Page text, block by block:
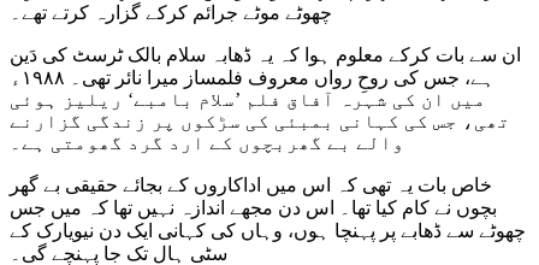
چھوٹے موٹے جرائم کرکے گزارہ کرتے تھے۔
ان سے بات کرکے معلوم ہوا کہ یہ ڈھابہ سلام بالک ٹرسٹ کی دَین
ہے، جس کی روحِ رواں معروف فلمساز میرا نائر تھی۔ ۱۹۸۸ء
میں ان کی شہرہ آفاق فلم ’سلام بامبے‘ ریلیز ہوئی
تھی، جس کی کہانی بمبئی کی سڑکوں پر زندگی گزارنے
والے بے گھربچوں کے ارد گرد گھومتی ہے۔
خاص بات یہ تھی کہ اس میں اداکاروں کے بجائے حقیقی بے گھر
بچوں نے کام کیا تھا۔ اس دن مجھے اندازہ نہیں تھا کہ میں جس
چھوٹے سے ڈھابے پر پہنچا ہوں، وہاں کی کہانی ایک دن نیویارک کے
سٹی ہال تک جا پہنچے گی۔